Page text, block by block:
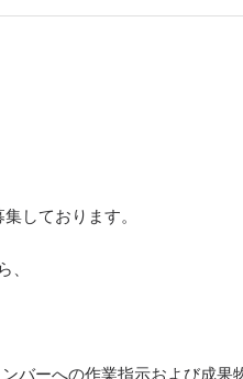
しております。
、
バーへの作業指示および成果